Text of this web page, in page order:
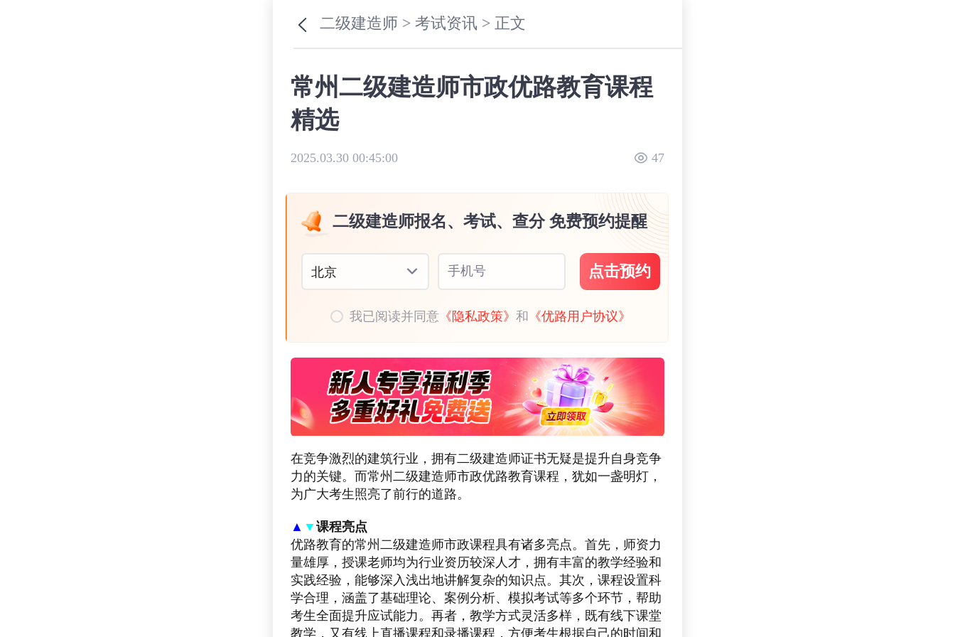
二级建造师 >考试资讯 > 正文
常州二级建造师市政优路教育课程
精选
2025.03.30 00:45:00 47
二级建造师报名、考试、查分 免费预约提醒
北京 手机号 点击预约
我已阅读并同意 《隐私政策》和 《优路用户协议》
在竞争激烈的建筑行业，拥有二级建造师证书无疑是提升自身竞争
力的关键。而常州二级建造师市政优路教育课程，犹如一盏明灯，
为广大考生照亮了前行的道路。
▲ ▼ 课程亮点
优路教育的常州二级建造师市政课程具有诸多亮点。首先，师资力
量雄厚，授课老师均为行业资历较深人才，拥有丰富的教学经验和
实践经验，能够深入浅出地讲解复杂的知识点。其次，课程设置科
学合理，涵盖了基础理论、案例分析、模拟考试等多个环节，帮助
考生全面提升应试能力。再者，教学方式灵活多样，既有线下课堂
教学，又有线上直播课程和录播课程，方便考生根据自己的时间和